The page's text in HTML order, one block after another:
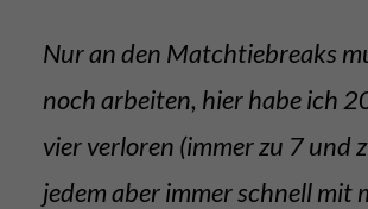
Nur an den Matchtiebreaks
noch arbeiten, hier habe ich
vier verloren (immer zu 7 und
jedem aber immer schnell mit